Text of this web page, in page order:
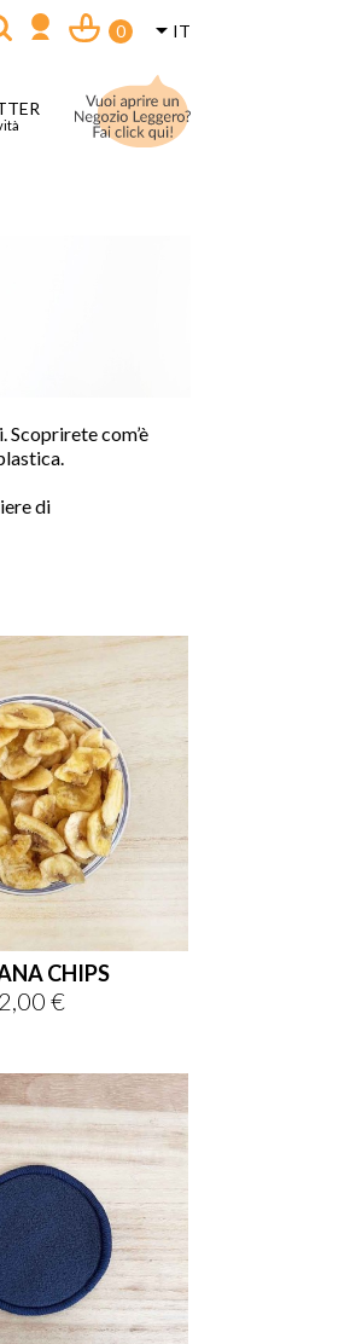
IT
shopping_cart
0

. Scoprirete com’è
di
CHIPS
Prezzo
2,00 €